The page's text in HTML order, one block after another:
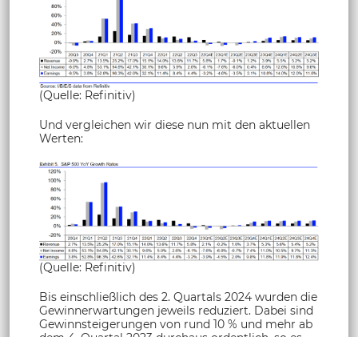
(Quelle: Refinitiv)
Und vergleichen wir diese nun mit den aktuellen
Werten:
(Quelle: Refinitiv)
Bis einschließlich des 2. Quartals 2024 wurden die
Gewinnerwartungen jeweils reduziert. Dabei sind
Gewinnsteigerungen von rund 10 % und mehr ab